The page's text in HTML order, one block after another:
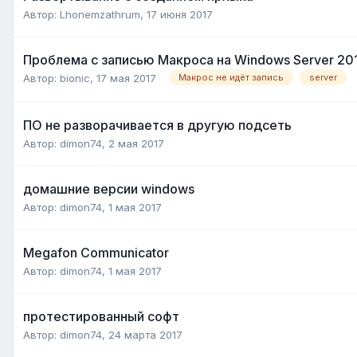
Автор: Lhonemzathrum, 17 июня 2017
Проблема с записью Макроса на Windows Server
Автор: bionic, 17 мая 2017 Макрос не идёт запись server
ПО не разворачивается в другую подсеть
Автор: dimon74, 2 мая 2017
домашние версии windows
Автор: dimon74, 1 мая 2017
Megafon Communicator
Автор: dimon74, 1 мая 2017
протестированный софт
Автор: dimon74, 24 марта 2017